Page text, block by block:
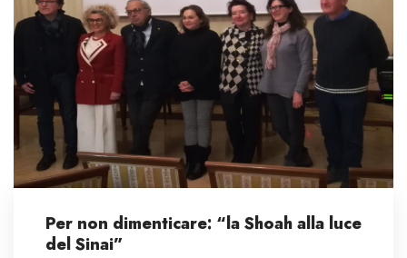
Per non dimenticare: “la Shoah alla luce
del Sinai”